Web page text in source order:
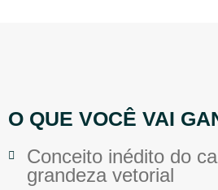
O QUE VOCÊ VAI
Conceito inédito do
grandeza vetorial